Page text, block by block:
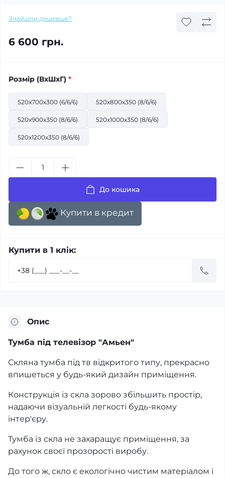
Знайшли дешевше?
6 600 грн.
Розмiр (ВхШхГ) *
520x700x300 (6/6/6) 520x800x350 (8/6/6)
520x900x350 (8/6/6) 520x1000x350 (8/6/6)
520x1200x350 (8/6/6)
До кошика
Купити в кредит
Купити в 1 клік:
Опис
Тумба під телевізор "Амьен"
Скляна тумба під тв відкритого типу, прекрасно
впишеться у будь-який дизайн приміщення.
Конструкція із скла зорово збільшить простір,
надаючи візуальній легкості будь-якому
інтер'єру.
Тумба із скла не захаращує приміщення, за
рахунок своєї прозорості виробу.
До того ж, скло є екологічно чистим матеріалом і